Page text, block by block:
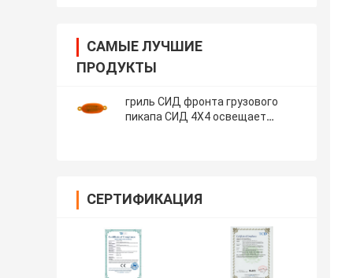
САМЫЕ ЛУЧШИЕ
ПРОДУКТЫ
гриль СИД фронта грузового
пикапа СИД 4X4 освещает
СЕРТИФИКАЦИЯ